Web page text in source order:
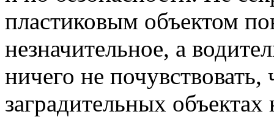
пластиковым объектом
незначительное, а
ничего не почувствовать,
заградительных объектах